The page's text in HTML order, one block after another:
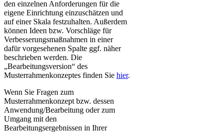
den einzelnen Anforderungen für die
eigene Einrichtung einzuschätzen und
auf einer Skala festzuhalten. Außerdem
können Ideen bzw. Vorschläge für
Verbesserungsmaßnahmen in einer
dafür vorgesehenen Spalte ggf. näher
beschrieben werden. Die
„Bearbeitungsversion“ des
Musterrahmenkonzeptes finden Sie hier.
Wenn Sie Fragen zum
Musterrahmenkonzept bzw. dessen
Anwendung/Bearbeitung oder zum
Umgang mit den
Bearbeitungsergebnissen in Ihrer